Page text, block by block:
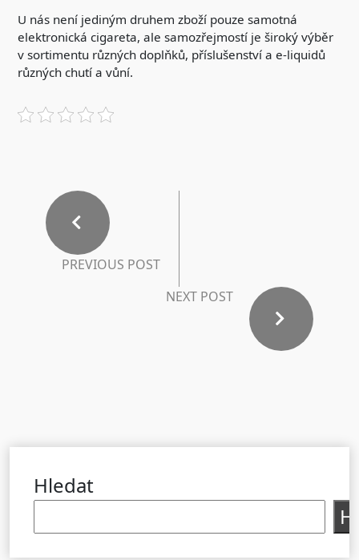
U nás není jediným druhem zboží pouze samotná
elektronická cigareta, ale samozřejmostí je široký výběr
v sortimentu různých doplňků, příslušenství a e-liquidů
různých chutí a vůní.
PREVIOUS POST
NEXT POST
Hledat